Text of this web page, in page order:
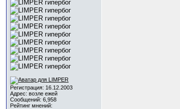
Регистрация: 16.12.2003
Адрес: возле ежей
Сообщений: 6,958
Рейтинг мнений: